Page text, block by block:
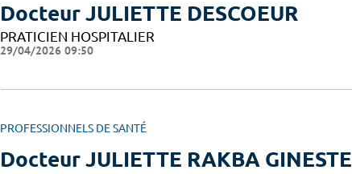
Docteur JULIETTE DESCOEUR
PRATICIEN HOSPITALIER
29/04/2026 09:50
PROFESSIONNELS DE SANTÉ
Docteur JULIETTE RAKBA GINESTE